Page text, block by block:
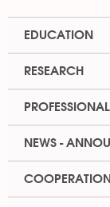
EDUCATION
RESEARCH
NEWS -
COOPERATION